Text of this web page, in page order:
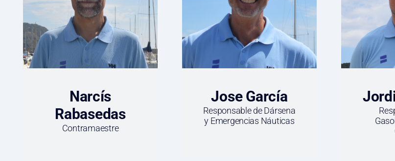
Narcís
Rabasedas
Contramaestre
Jose García
Responsable de Dársena
y Emergencias Náuticas